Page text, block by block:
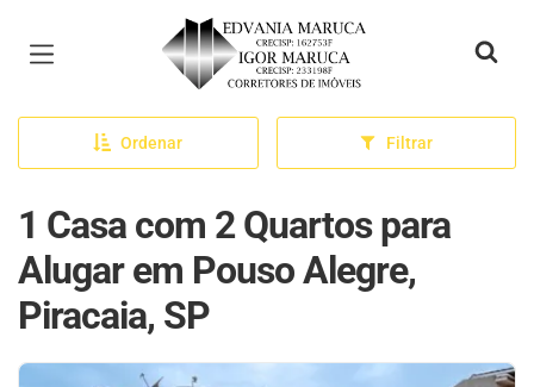
Página inicial
Ordenar Filtrar
1 Casa com 2 Quartos para
Alugar em Pouso Alegre,
Piracaia, SP